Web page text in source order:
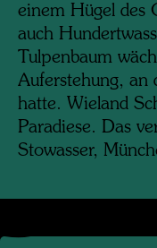
einem Hügel des
auch
Tulpenbaum
Auferstehung, an
hatte. Wieland
Paradiese. Das
Stowasser,